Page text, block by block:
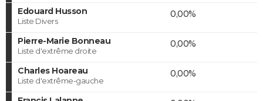
Edouard Husson
Liste Divers
0,00%
Pierre-Marie Bonneau
Liste d'extrême droite
0,00%
Charles Hoareau
Liste d'extrême-gauche
0,00%